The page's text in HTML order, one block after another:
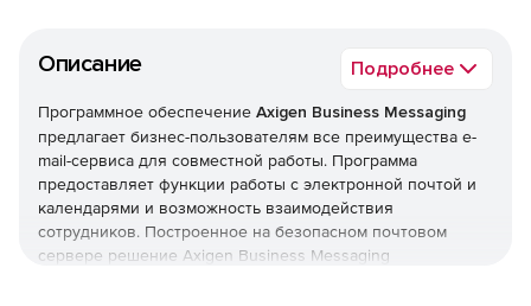
Описание Подробнее
Программное обеспечение Axigen Business Messaging
предлагает бизнес-пользователям все преимущества e-
mail-сервиса для совместной работы. Программа
предоставляет функции работы с электронной почтой и
календарями и возможность взаимодействия
сотрудников. Построенное на безопасном почтовом
сервере решение Axigen Business Messaging